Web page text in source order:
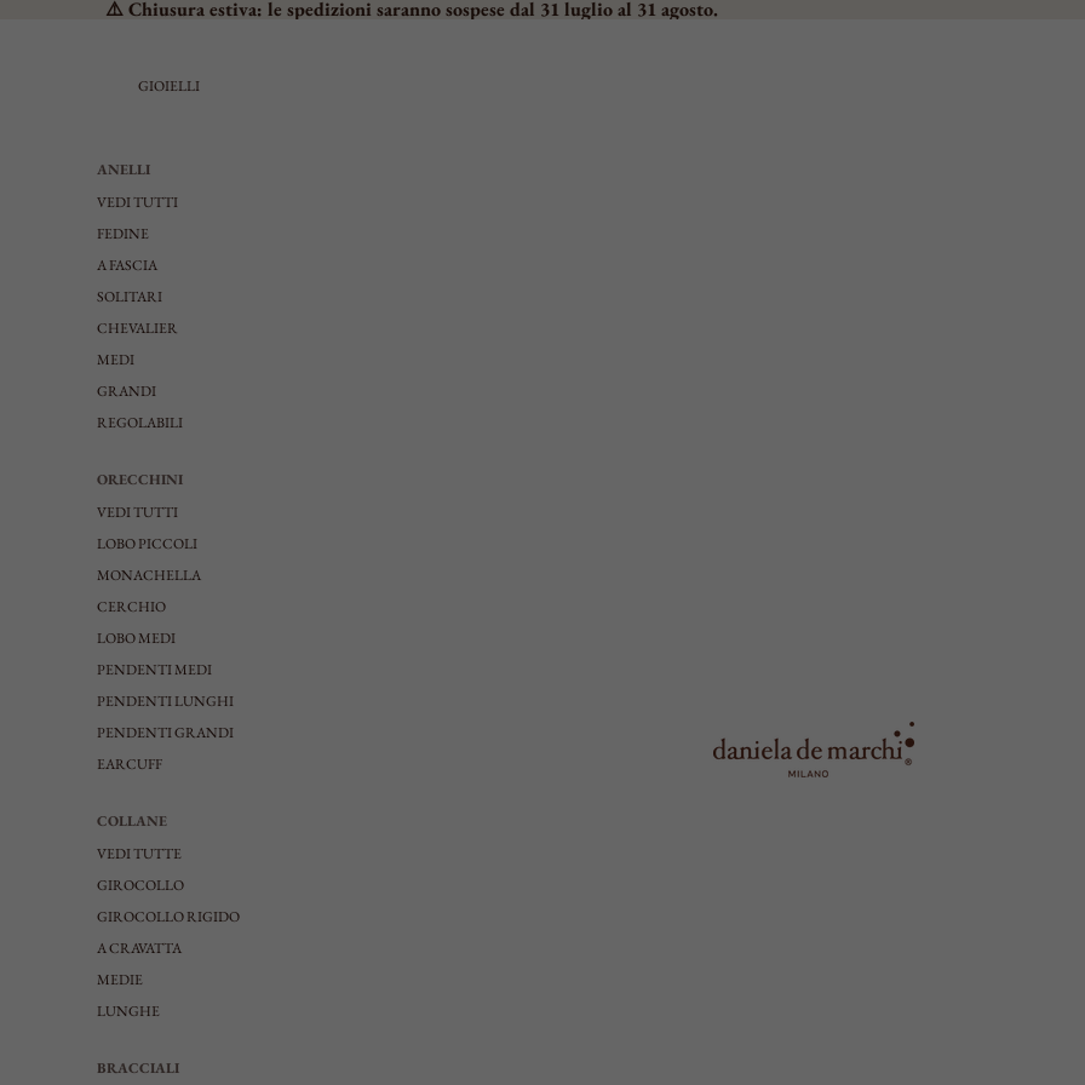
⚠️ Chiusura estiva: le spedizioni saranno sospese dal 31 luglio al 31 agosto.
GIOIELLI
ANELLI
VEDI TUTTI
FEDINE
A FASCIA
SOLITARI
CHEVALIER
MEDI
GRANDI
REGOLABILI
ORECCHINI
VEDI TUTTI
LOBO PICCOLI
MONACHELLA
CERCHIO
LOBO MEDI
PENDENTI MEDI
PENDENTI LUNGHI
PENDENTI GRANDI
EARCUFF
COLLANE
VEDI TUTTE
GIROCOLLO
GIROCOLLO RIGIDO
A CRAVATTA
MEDIE
LUNGHE
BRACCIALI